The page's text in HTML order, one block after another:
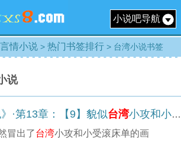
小说吧导航
言情小说 > 热门书签排行 > 台湾小说书签
说
·第13章：【9】貌似台湾小攻和小受
冒出了台湾小攻和小受滚床单的画